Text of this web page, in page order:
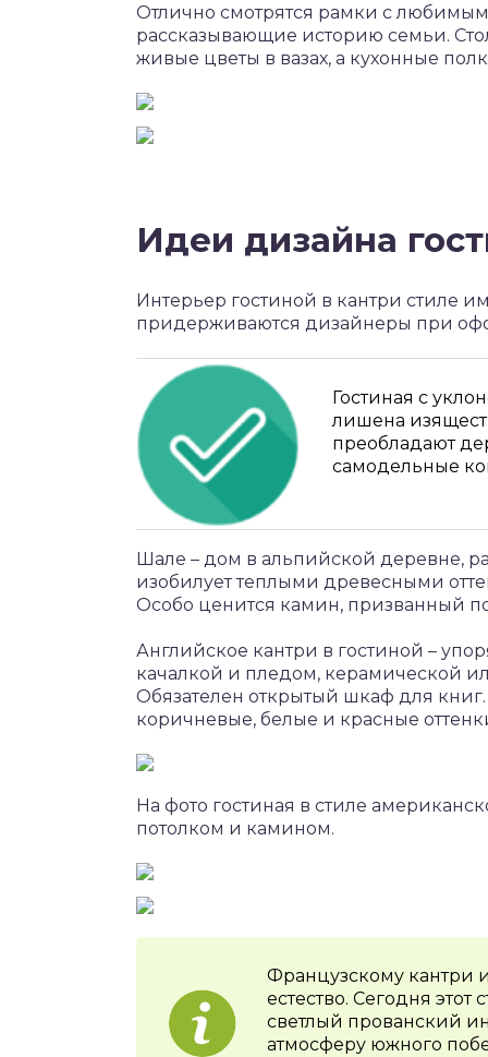
Отлично смотрятся рамки с
рассказывающие историю семьи.
живые цветы в вазах, а кухонные
Идеи дизайна
Интерьер гостиной в кантри стиле
придерживаются дизайнеры при
Гостиная с
лишена
преобладают
самодельные
Шале – дом в альпийской деревне,
изобилует теплыми древесными
Особо ценится камин, призванный
Английское кантри в гостиной –
качалкой и пледом, керамической
Обязателен открытый шкаф для
коричневые, белые и красные
На фото гостиная в стиле
потолком и камином.
Французскому кантри
естество. Сегодня этот
светлый прованский
атмосферу южного